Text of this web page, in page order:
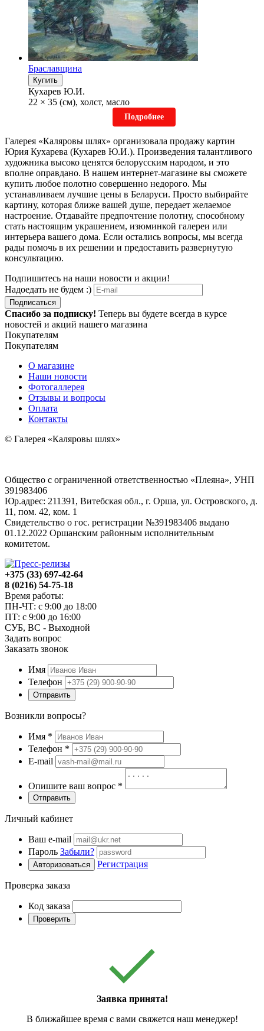
Браславщина
Купить
Кухарев Ю.И.
22 × 35 (см), холст, масло
Подробнее
Галерея «Каляровы шлях» организовала продажу картин
Юрия Кухарева (Кухарев Ю.И.). Произведения талантливого
художника высоко ценятся белорусским народом, и это
вполне оправдано. В нашем интернет-магазине вы сможете
купить любое полотно совершенно недорого. Мы
устанавливаем лучшие цены в Беларуси. Просто выбирайте
картину, которая ближе вашей душе, передает желаемое
настроение. Отдавайте предпочтение полотну, способному
стать настоящим украшением, изюминкой галереи или
интерьера вашего дома. Если остались вопросы, мы всегда
рады помочь в их решении и предоставить развернутую
консультацию.
Подпишитесь на наши новости и акции!
Надоедать не будем :)
Подписаться
Спасибо за подписку! Теперь вы будете всегда в курсе
новостей и акций нашего магазина
Покупателям
Покупателям
О магазине
Наши новости
Фотогаллерея
Отзывы и вопросы
Оплата
Контакты
© Галерея «Каляровы шлях»
Общество с ограниченной ответственностью «Плеяна», УНП
391983406
Юр.адрес: 211391, Витебская обл., г. Орша, ул. Островского, д.
11, пом. 42, ком. 1
Свидетельство о гос. регистрации №391983406 выдано
01.12.2022 Оршанским районным исполнительным
комитетом.
+375 (33) 697-42-64
8 (0216) 54-75-18
Время работы:
ПН-ЧТ: с 9:00 до 18:00
ПТ: с 9:00 до 16:00
СУБ, ВС - Выходной
Задать вопрос
Заказать звонок
Имя
Телефон
Отправить
Возникли вопросы?
Имя *
Телефон *
E-mail
Опишите ваш вопрос *
Отправить
Личный кабинет
Ваш e-mail
Пароль Забыли?
Авторизоваться Регистрация
Проверка заказа
Код заказа
Проверить
Заявка принята!
В ближайшее время с вами свяжется наш менеджер!